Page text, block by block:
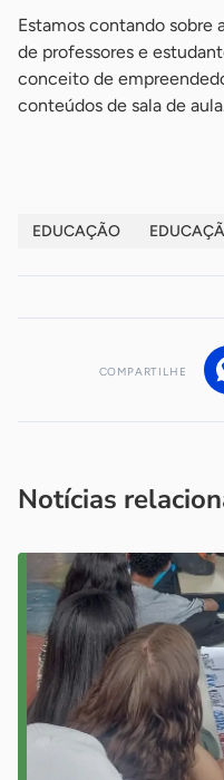
Estamos contando sobre
de professores e
conceito de
conteúdos de sala de
EDUCAÇÃO
COMPARTILHE
Notícias